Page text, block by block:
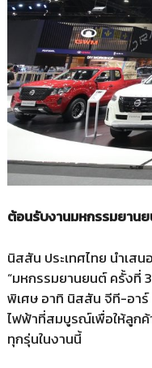
ต้อนรับงานมหกรรมยาน
นิสสัน ประเทศไทย นำเส
“มหกรรมยานยนต์ ครั้งที่
พิเศษ อาทิ นิสสัน จีที-อา
ไฟฟ้าที่สมบูรณ์เพื่อให้ลูกค้
ทุกรุ่นในงานนี้